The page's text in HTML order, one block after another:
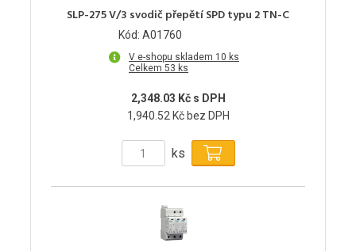
SLP-275 V/3 svodič přepětí SPD typu 2 TN-C
Kód: A01760
V e-shopu skladem 10 ks
Celkem 53 ks
2,348.03 Kč s DPH
1,940.52 Kč bez DPH
ks